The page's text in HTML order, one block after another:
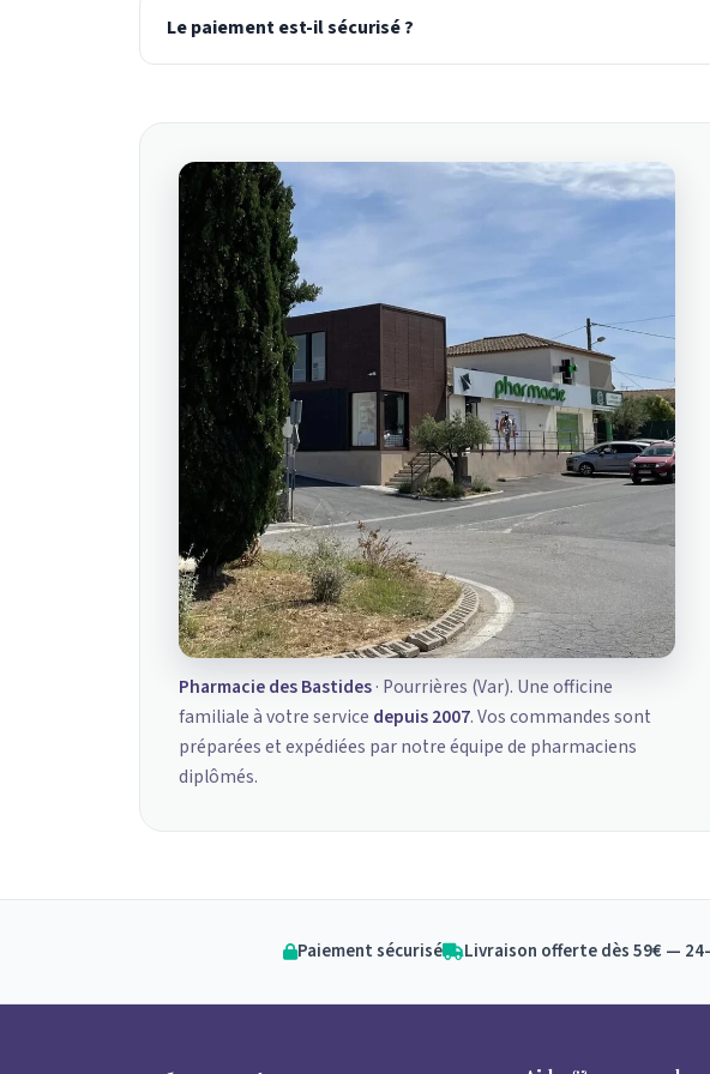
Le paiement est-il sécurisé ?
Pharmacie des Bastides· Pourrières (Var). Une officine
familiale à votre service depuis 2007. Vos commandes sont
préparées et expédiées par notre équipe de pharmaciens
diplômés.
Paiement sécurisé Livraison offerte dès 59€ —